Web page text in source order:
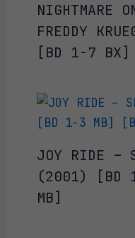
NIGHTMARE
FREDDY
[BD 1-7 BX]
JOY RIDE –
(2001) [BD
MB]